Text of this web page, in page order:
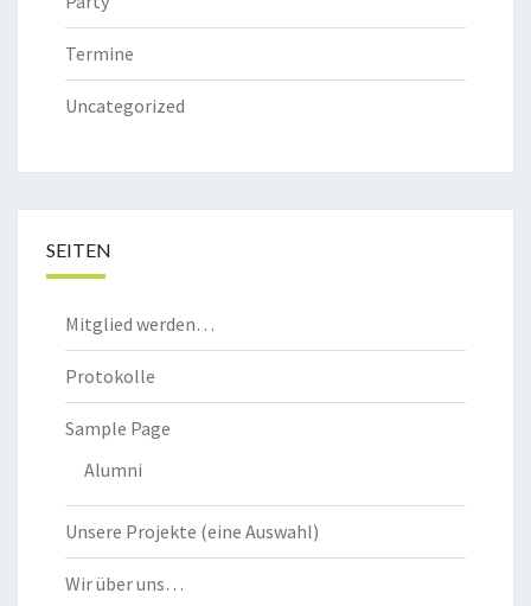
Termine
Uncategorized
SEITEN
Mitglied werden…
Protokolle
Sample Page
Alumni
Unsere Projekte (eine Auswahl)
Wir über uns…